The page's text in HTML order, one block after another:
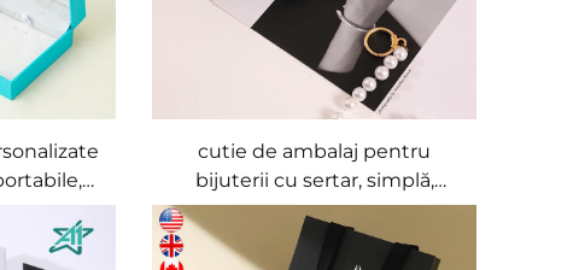
coliere,
culori
cutie de ambalaj pentru
bijuterii cu sertar, simplă,
neagră și elegantă, din hârtie,
personalizată cu siglă, 2024,